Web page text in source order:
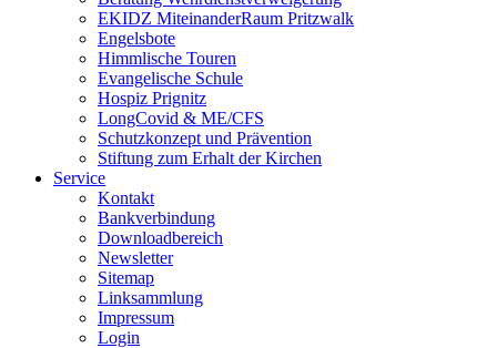
EKIDZ MiteinanderRaum Pritzwalk
Engelsbote
Himmlische Touren
Evangelische Schule
Hospiz Prignitz
LongCovid & ME/CFS
Schutzkonzept und Prävention
Stiftung zum Erhalt der Kirchen
Service
Kontakt
Bankverbindung
Downloadbereich
Newsletter
Sitemap
Linksammlung
Impressum
Login